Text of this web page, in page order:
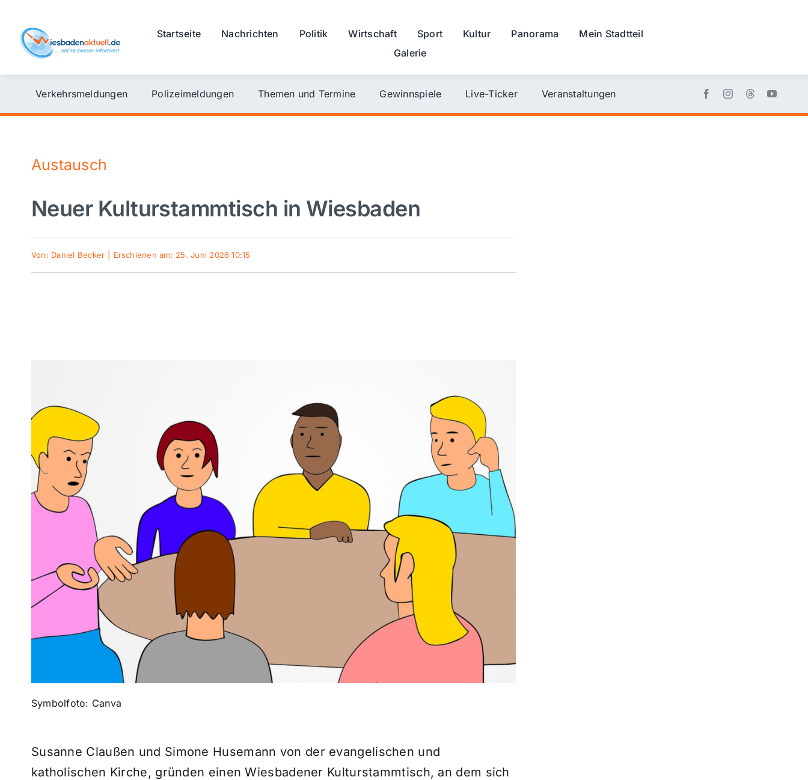
content
Startseite Nachrichten Politik Wirtschaft Sport Kultur Panorama
Mein Stadtteil
Galerie
Verkehrsmeldungen Polizeimeldungen Themen und Termine Gewinnspiele Live-Ticker Veranstaltungen
Austausch
Neuer Kulturstammtisch in Wiesbaden
Von: Daniel Becker Erschienen am: 25. Juni 2026 10:15
Symbolfoto: Canva
Susanne Claußen und Simone Husemann von der evangelischen und
katholischen Kirche, gründen einen Wiesbadener Kulturstammtisch, an dem sich